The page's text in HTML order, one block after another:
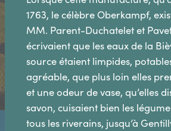
1763, le célèbre Oberkampf,
MM. Parent-Duchatelet et
écrivaient que les eaux de la
source étaient limpides,
agréable, que plus loin elles
et une odeur de vase, qu’elles
savon, cuisaient bien les
tous les riverains, jusqu’à